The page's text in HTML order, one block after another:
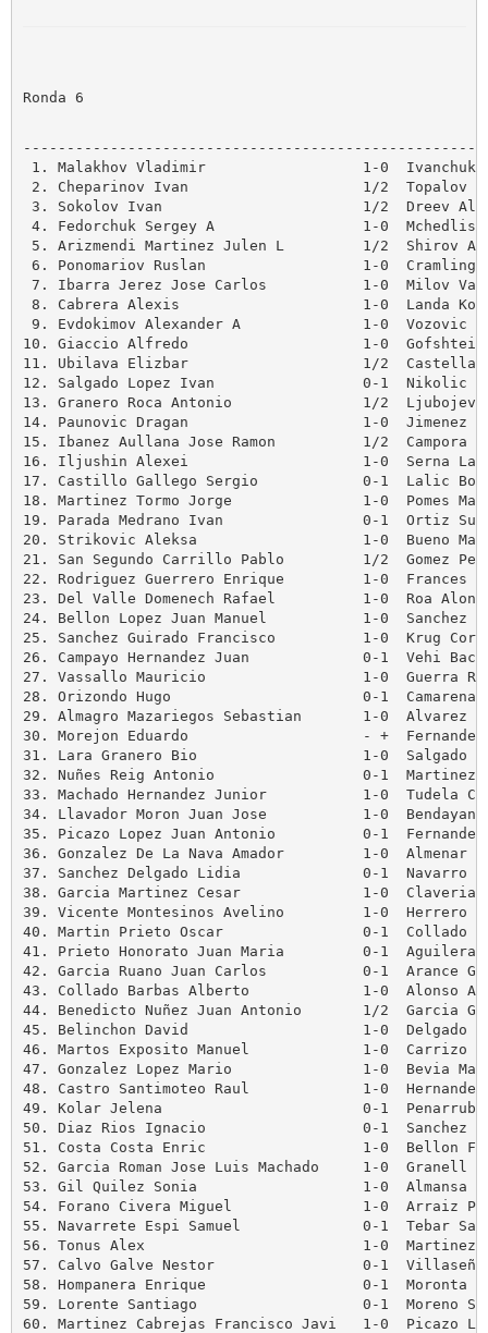
Ronda 6
1. Malakhov Vladimir                  1-0  Ivanchuk
2. Cheparinov Ivan                    1/2  Topalov
3. Sokolov Ivan                       1/2  Dreev
4. Fedorchuk Sergey A                 1-0
5. Arizmendi Martinez Julen L         1/2  Shirov
6. Ponomariov Ruslan                  1-0  Cramling
7. Ibarra Jerez Jose Carlos           1-0  Milov
8. Cabrera Alexis                     1-0  Landa
9. Evdokimov Alexander A              1-0  Vozovic
10. Giaccio Alfredo                    1-0  Gofshtein
11. Ubilava Elizbar                    1/2  Castellanos
12. Salgado Lopez Ivan                 0-1  Nikolic
13. Granero Roca Antonio               1/2
14. Paunovic Dragan                    1-0  Jimenez
15. Ibanez Aullana Jose Ramon          1/2  Campora
16. Iljushin Alexei                    1-0  Serna Lara
17. Castillo Gallego Sergio            0-1  Lalic
18. Martinez Tormo Jorge               1-0  Pomes
19. Parada Medrano Ivan                0-1  Ortiz
20. Strikovic Aleksa                   1-0  Bueno
21. San Segundo Carrillo Pablo         1/2  Gomez
22. Rodriguez Guerrero Enrique         1-0  Frances
23. Del Valle Domenech Rafael          1-0  Roa
24. Bellon Lopez Juan Manuel           1-0  Sanchez
25. Sanchez Guirado Francisco          1-0  Krug
26. Campayo Hernandez Juan             0-1  Vehi
27. Vassallo Mauricio                  1-0  Guerra
28. Orizondo Hugo                      0-1  Camarena
29. Almagro Mazariegos Sebastian       1-0  Alvarez
30. Morejon Eduardo                    - +  Fernandez
31. Lara Granero Bio                   1-0  Salgado
32. Nuñes Reig Antonio                 0-1  Martinez
33. Machado Hernandez Junior           1-0  Tudela
34. Llavador Moron Juan Jose           1-0  Bendayan
35. Picazo Lopez Juan Antonio          0-1  Fernandez
36. Gonzalez De La Nava Amador         1-0  Almenar
37. Sanchez Delgado Lidia              0-1  Navarro
38. Garcia Martinez Cesar              1-0  Claverias
39. Vicente Montesinos Avelino         1-0  Herrero
40. Martin Prieto Oscar                0-1  Collado
41. Prieto Honorato Juan Maria         0-1  Aguilera
42. Garcia Ruano Juan Carlos           0-1  Arance
43. Collado Barbas Alberto             1-0  Alonso
44. Benedicto Nuñez Juan Antonio       1/2  Garcia
45. Belinchon David                    1-0  Delgado
46. Martos Exposito Manuel             1-0  Carrizo
47. Gonzalez Lopez Mario               1-0  Bevia
48. Castro Santimoteo Raul             1-0  Hernandez
49. Kolar Jelena                       0-1  Penarrubia
50. Diaz Rios Ignacio                  0-1  Sanchez
51. Costa Costa Enric                  1-0  Bellon
52. Garcia Roman Jose Luis Machado     1-0  Granell
53. Gil Quilez Sonia                   1-0  Almansa
54. Forano Civera Miguel               1-0  Arraiz
55. Navarrete Espi Samuel              0-1  Tebar
56. Tonus Alex                         1-0  Martinez
57. Calvo Galve Nestor                 0-1  Villaseñor
58. Hompanera Enrique                  0-1  Moronta
59. Lorente Santiago                   0-1  Moreno
60. Martinez Cabrejas Francisco Javi   1-0  Picazo